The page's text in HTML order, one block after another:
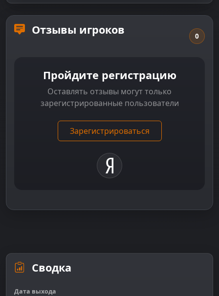
Отзывы игроков 0
Пройдите регистрацию
Оставлять отзывы могут только
зарегистрированные пользователи
Зарегистрироваться
Сводка
Дата выхода